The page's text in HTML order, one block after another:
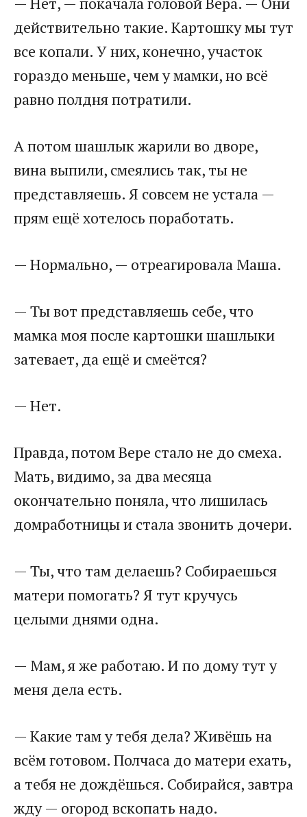
действительно такие. Картошку мы тут
все копали. У них, конечно, участок
гораздо меньше, чем у мамки, но всё
равно полдня потратили.​
​А потом шашлык жарили во дворе,
вина выпили, смеялись так, ты не
представляешь. Я совсем не устала —
прям ещё хотелось поработать.​
​— Нормально, — отреагировала Маша.​
​— Ты вот представляешь себе, что
мамка моя после картошки шашлыки
затевает, да ещё и смеётся?​
​— Нет.​
​Правда, потом Вере стало не до смеха.
Мать, видимо, за два месяца
окончательно поняла, что лишилась
домработницы и стала звонить дочери.​
​— Ты, что там делаешь? Собираешься
матери помогать? Я тут кручусь
целыми днями одна.​
​— Мам, я же работаю. И по дому тут у
меня дела есть.​
​— Какие там у тебя дела? Живёшь на
всём готовом. Полчаса до матери ехать,
а тебя не дождёшься. Собирайся, завтра
жду — огород вскопать надо.​